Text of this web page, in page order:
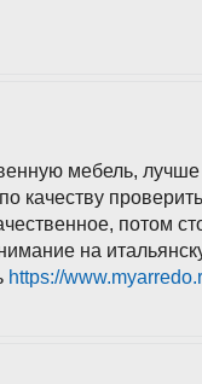
мебель,
качеству
потом
на
https://